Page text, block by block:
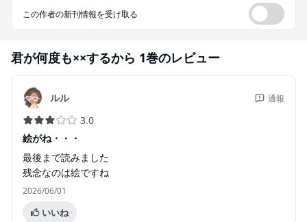
この作者の新刊情報を受け取る
君が何度も××するから 1巻のレビュー
ルル 通報
3.0
絵がね・・・
最後まで読みました
残念なのは絵ですね
2026/06/01
いいね